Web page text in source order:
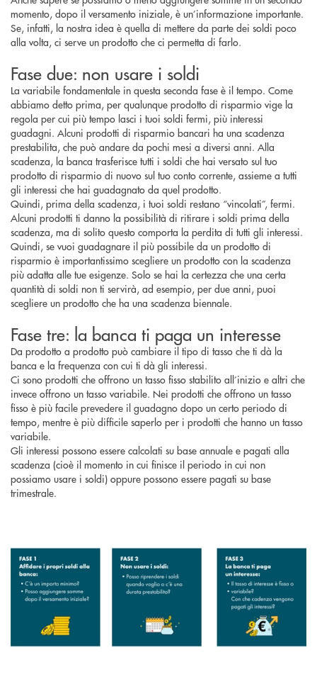
momento, dopo il versamento iniziale, è un’informazione importante.
Se, infatti, la nostra idea è quella di mettere da parte dei soldi poco
alla volta, ci serve un prodotto che ci permetta di farlo.
Fase due: non usare i soldi
La variabile fondamentale in questa seconda fase è il tempo. Come
abbiamo detto prima, per qualunque prodotto di risparmio vige la
regola per cui più tempo lasci i tuoi soldi fermi, più interessi
guadagni. Alcuni prodotti di risparmio bancari ha una scadenza
prestabilita, che può andare da pochi mesi a diversi anni. Alla
scadenza, la banca trasferisce tutti i soldi che hai versato sul tuo
prodotto di risparmio di nuovo sul tuo conto corrente, assieme a tutti
gli interessi che hai guadagnato da quel prodotto.
Quindi, prima della scadenza, i tuoi soldi restano “vincolati”, fermi.
Alcuni prodotti ti danno la possibilità di ritirare i soldi prima della
scadenza, ma di solito questo comporta la perdita di tutti gli interessi.
Quindi, se vuoi guadagnare il più possibile da un prodotto di
risparmio è importantissimo scegliere un prodotto con la scadenza
più adatta alle tue esigenze. Solo se hai la certezza che una certa
quantità di soldi non ti servirà, ad esempio, per due anni, puoi
scegliere un prodotto che ha una scadenza biennale.
Fase tre: la banca ti paga un interesse
Da prodotto a prodotto può cambiare il tipo di tasso che ti dà la
banca e la frequenza con cui ti dà gli interessi.
Ci sono prodotti che offrono un tasso fisso stabilito all’inizio e altri che
invece offrono un tasso variabile. Nei prodotti che offrono un tasso
fisso è più facile prevedere il guadagno dopo un certo periodo di
tempo, mentre è più difficile saperlo per i prodotti che hanno un tasso
variabile.
Gli interessi possono essere calcolati su base annuale e pagati alla
scadenza (cioè il momento in cui finisce il periodo in cui non
possiamo usare i soldi) oppure possono essere pagati su base
trimestrale.